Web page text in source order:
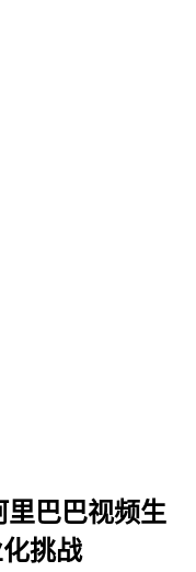
里巴巴视频生
挑战